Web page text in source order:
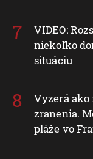
VIDEO:
niekoľko
situáciu
Vyzerá ako
zranenia.
pláže vo